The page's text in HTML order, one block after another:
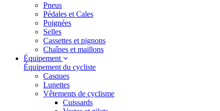
Pneus
Pédales et Cales
Poignées
Selles
Cassettes et pignons
Chaînes et maillons
Équipement
Équipement du cycliste
Casques
Lunettes
Vêtements de cyclisme
Cuissards